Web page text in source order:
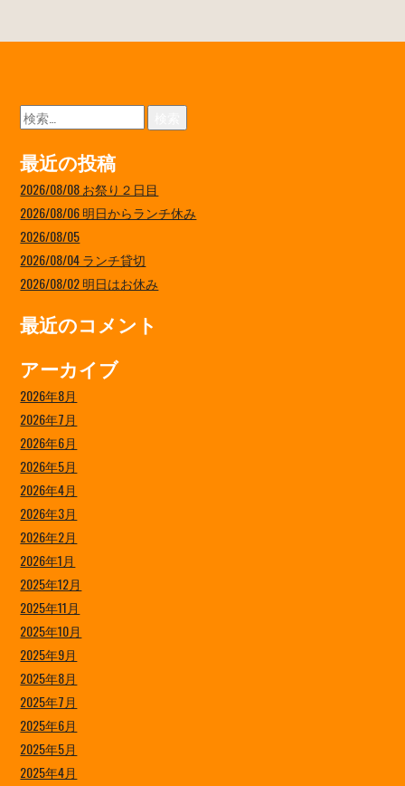
検
索:
最近の投稿
2026/08/08 お祭り２日目
2026/08/06 明日からランチ休み
2026/08/05
2026/08/04 ランチ貸切
2026/08/02 明日はお休み
最近のコメント
アーカイブ
2026年8月
2026年7月
2026年6月
2026年5月
2026年4月
2026年3月
2026年2月
2026年1月
2025年12月
2025年11月
2025年10月
2025年9月
2025年8月
2025年7月
2025年6月
2025年5月
2025年4月